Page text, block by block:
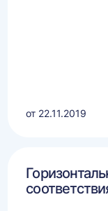
от 22.11.2019